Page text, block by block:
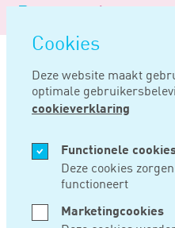
overslaan
Cookies
Deze website maakt
optimale
cookieverklaring
Functionele
Deze cookies
functioneert
Marketingcookies
Logo
Noord
Negentig
Home Nieuws
FEB 17, 2025
KABINET